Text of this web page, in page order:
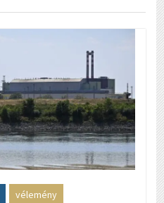
vélemény